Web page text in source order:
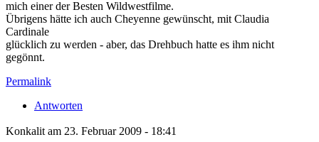
mich einer der Besten Wildwestfilme.
Übrigens hätte ich auch Cheyenne gewünscht, mit Claudia
Cardinale
glücklich zu werden - aber, das Drehbuch hatte es ihm nicht
gegönnt.
Permalink
Antworten
Konkalit am 23. Februar 2009 - 18:41